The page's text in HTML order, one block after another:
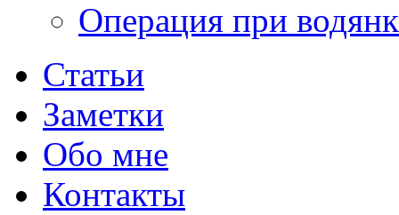
Операция при
Статьи
Заметки
Обо мне
Контакты